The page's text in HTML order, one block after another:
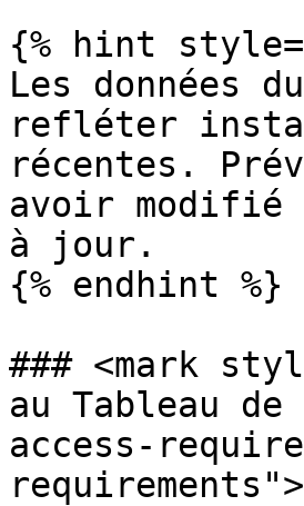
{% hint
Les données
refléter
récentes.
avoir modifié
à jour.
{% endhint %}
### <mark
au Tableau de
access-